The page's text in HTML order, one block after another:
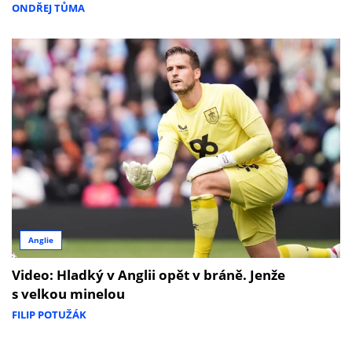
ONDŘEJ TŮMA
Anglie
Video: Hladký v Anglii opět v bráně. Jenže
s velkou minelou
FILIP POTUŽÁK